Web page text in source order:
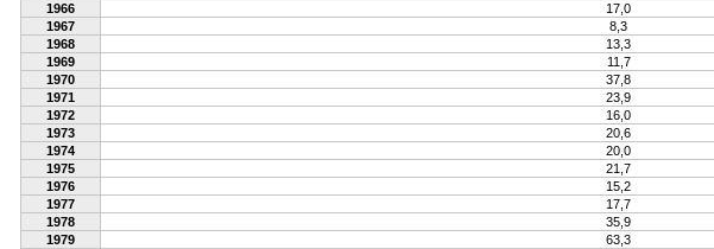
1966
17,0
1967
8,3
1968
13,3
1969
11,7
1970
37,8
1971
23,9
1972
16,0
1973
20,6
1974
20,0
1975
21,7
1976
15,2
1977
17,7
1978
35,9
1979
63,3